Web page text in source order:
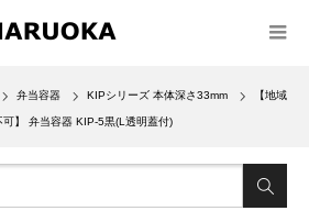
弁当容器 KIPシリーズ 本体深さ33mm 【地域
】 弁当容器 KIP-5黒(L透明蓋付)